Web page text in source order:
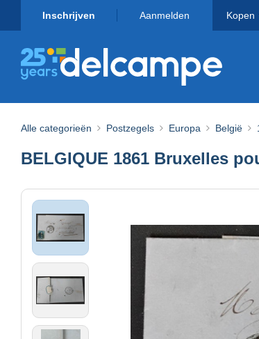
Inschrijven Aanmelden Kopen
Alle categorieën Postzegels Europa België
BELGIQUE 1861 Bruxelles